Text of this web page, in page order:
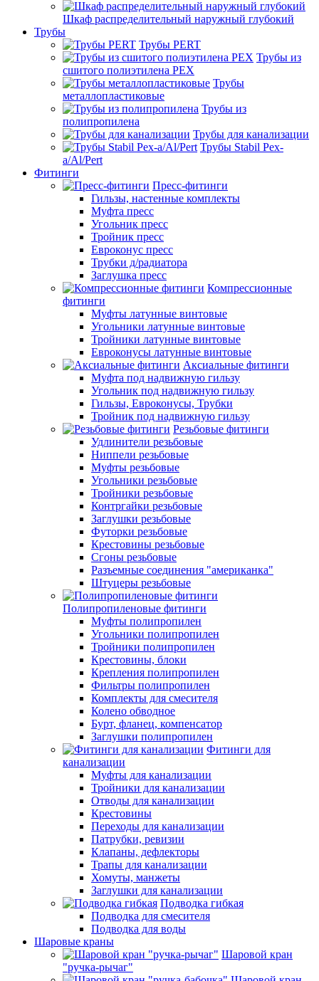
Шкаф распределительный наружный глубокий
Трубы
Трубы PERT
Трубы из
сшитого полиэтилена PEX
Трубы
металлопластиковые
Трубы из
полипропилена
Трубы для канализации
Трубы Stabil Pex-
a/Al/Pert
Фитинги
Пресс-фитинги
Гильзы, настенные комплекты
Муфта пресс
Угольник пресс
Тройник пресс
Евроконус пресс
Трубки д/радиатора
Заглушка пресс
Компрессионные
фитинги
Муфты латунные винтовые
Угольники латунные винтовые
Тройники латунные винтовые
Евроконусы латунные винтовые
Аксиальные фитинги
Муфта под надвижную гильзу
Угольник под надвижную гильзу
Гильзы, Евроконусы, Трубки
Тройник под надвижную гильзу
Резьбовые фитинги
Удлинители резьбовые
Ниппели резьбовые
Муфты резьбовые
Угольники резьбовые
Тройники резьбовые
Контргайки резьбовые
Заглушки резьбовые
Футорки резьбовые
Крестовины резьбовые
Сгоны резьбовые
Разъемные соединения "американка"
Штуцеры резьбовые
Полипропиленовые фитинги
Муфты полипропилен
Угольники полипропилен
Тройники полипропилен
Крестовины, блоки
Крепления полипропилен
Фильтры полипропилен
Комплекты для смесителя
Колено обводное
Бурт, фланец, компенсатор
Заглушки полипропилен
Фитинги для
канализации
Муфты для канализации
Тройники для канализации
Отводы для канализации
Крестовины
Переходы для канализации
Патрубки, ревизии
Клапаны, дефлекторы
Трапы для канализации
Хомуты, манжеты
Заглушки для канализации
Подводка гибкая
Подводка для смесителя
Подводка для воды
Шаровые краны
Шаровой кран
"ручка-рычаг"